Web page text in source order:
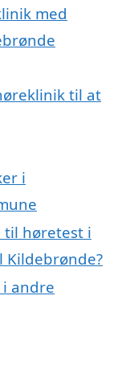
med
til at
i
til høretest i
andre